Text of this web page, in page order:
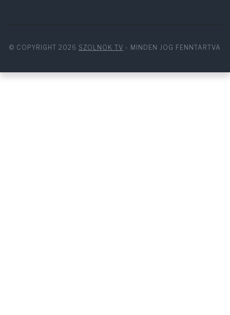
© COPYRIGHT 2026 SZOLNOK TV - MINDEN JOG FENNTARTVA